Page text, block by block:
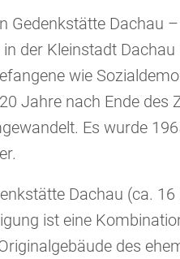
Gedenkstätte Dachau
der Kleinstadt
wie
Jahre nach Ende des
Es wurde
Dachau (ca.
ist eine
des